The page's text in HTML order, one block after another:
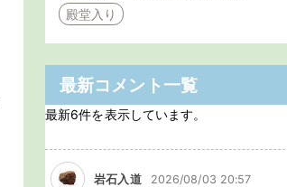
殿堂入り
最新コメント一覧
最新6件を表示しています。
岩石入道 2026/08/03 20:57